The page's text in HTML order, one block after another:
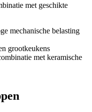
met geschikte
mechanische belasting
grootkeukens
met keramische